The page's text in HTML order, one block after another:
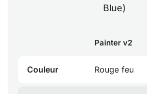
Blue)
Painter v2
Couleur Rouge feu